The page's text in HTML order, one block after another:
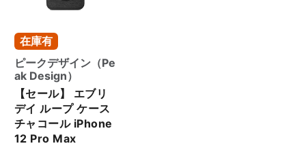
在庫有
ピークデザイン（Pe
ak Design）
【セール】 エブリ
デイ ループ ケース
チャコール iPhone
12 Pro Max